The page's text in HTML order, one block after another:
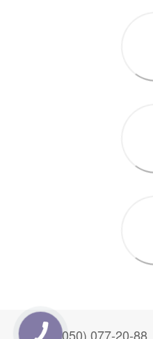
+38 (050) 077-20-88